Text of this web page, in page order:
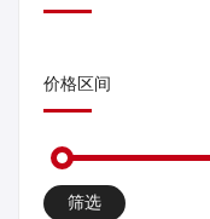
价格区间
筛选